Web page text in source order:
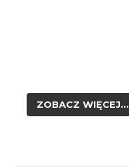
ZOBACZ WIĘCEJ...